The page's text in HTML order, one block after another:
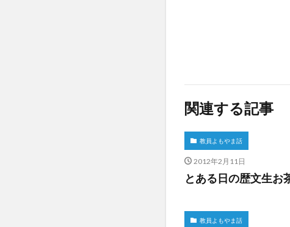
関連する記事
教員よもやま話
2012年2月11日
とある日の歴文生お
教員よもやま話